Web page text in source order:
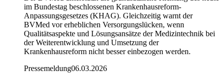
im Bundestag beschlossenen Krankenhausreform-
Anpassungsgesetzes (KHAG). Gleichzeitig warnt der
BVMed vor erheblichen Versorgungslücken, wenn
Qualitätsaspekte und Lösungsansätze der Medizintechnik bei
der Weiterentwicklung und Umsetzung der
Krankenhausreform nicht besser einbezogen werden.
Pressemeldung06.03.2026